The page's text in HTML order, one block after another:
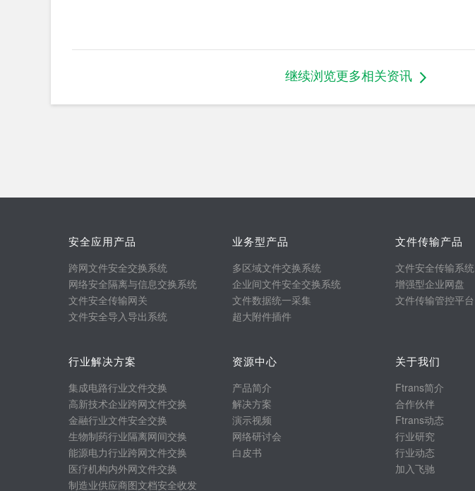
继续浏览更多相关资讯
安全应用产品
跨网文件安全交换系统
网络安全隔离与信息交换系统
文件安全传输网关
文件安全导入导出系统
业务型产品
多区域文件交换系统
企业间文件安全交换系统
文件数据统一采集
超大附件插件
文件传输产品
文件安全传输系统
增强型企业网盘
文件传输管控平台
行业解决方案
集成电路行业文件交换
高新技术企业跨网文件交换
金融行业文件安全交换
生物制药行业隔离网间交换
能源电力行业跨网文件交换
医疗机构内外网文件交换
制造业供应商图文档安全收发
资源中心
产品简介
解决方案
演示视频
网络研讨会
白皮书
关于我们
Ftrans简介
合作伙伴
Ftrans动态
行业研究
行业动态
加入飞驰